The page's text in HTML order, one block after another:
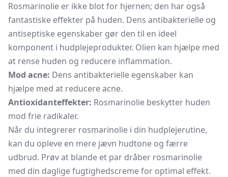
Rosmarinolie er ikke blot for hjernen; den har også
fantastiske effekter på huden. Dens antibakterielle og
antiseptiske egenskaber gør den til en ideel
komponent i hudplejeprodukter. Olien kan hjælpe med
at rense huden og reducere inflammation.
Mod acne: Dens antibakterielle egenskaber kan
hjælpe med at reducere acne.
Antioxidanteffekter: Rosmarinolie beskytter huden
mod frie radikaler.
Når du integrerer rosmarinolie i din hudplejerutine,
kan du opleve en mere jævn hudtone og færre
udbrud. Prøv at blande et par dråber rosmarinolie
med din daglige fugtighedscreme for optimal effekt.